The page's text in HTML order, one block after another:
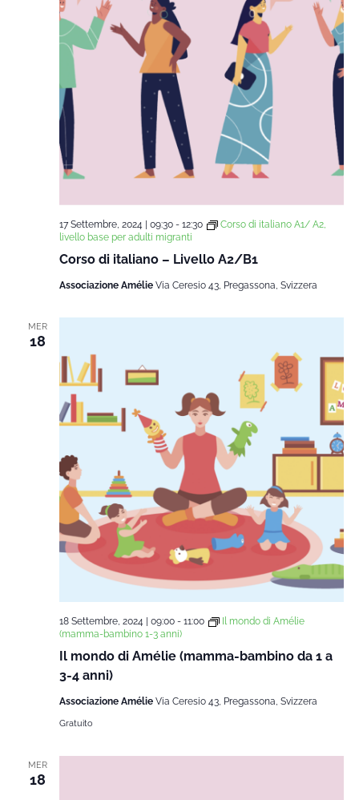
Corso di italiano – Livello A2/B1
17 Settembre, 2024 | 09:30- 12:30
Corso di italiano A1/ A2,
livello base per adulti migranti
Associazione Amélie Via Ceresio 43, Pregassona, Svizzera
MER
18
Il mondo di Amélie (mamma-bambino da 1 a
3-4 anni)
18 Settembre, 2024 | 09:00- 11:00
Il mondo di Amélie
(mamma-bambino 1-3 anni)
Associazione Amélie Via Ceresio 43, Pregassona, Svizzera
Gratuito
MER
18